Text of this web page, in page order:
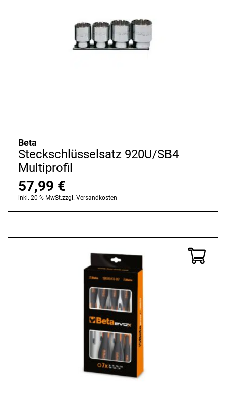
Beta
Steckschlüsselsatz 920U/SB4
Multiprofil
57,99 €
inkl. 20 % MwSt.zzgl. Versandkosten